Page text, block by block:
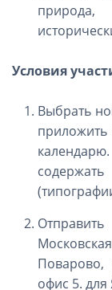
Условия
Выбрать
офис 5.